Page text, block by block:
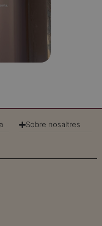
són
Sobre nosaltres